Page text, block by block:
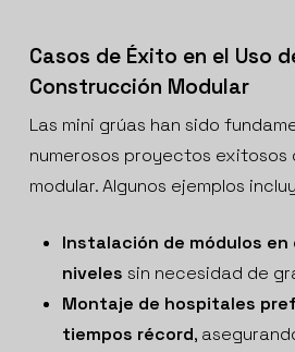
Casos de Éxito en el Uso
Construcción Modular
Las mini grúas han sido
numerosos proyectos
modular. Algunos ejemplos
Instalación de módulos
niveles sin necesidad de
Montaje de hospitales
tiempos récord,